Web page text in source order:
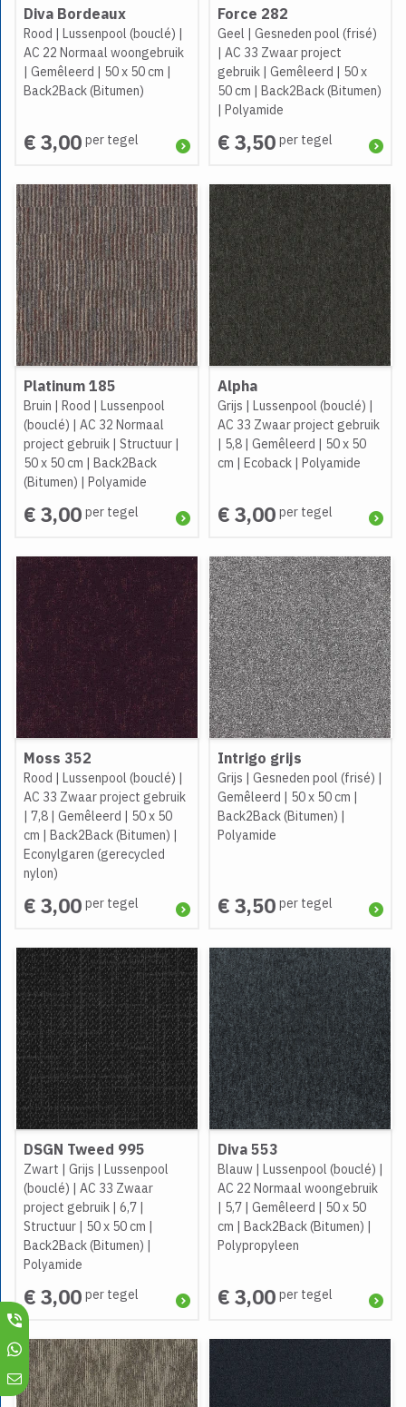
Diva Bordeaux
Rood | Lussenpool (bouclé) |
AC 22 Normaal woongebruik
| Gemêleerd | 50 x 50 cm |
Back2Back (Bitumen)
€ 3,00 per tegel
Force 282
Geel | Gesneden pool (frisé)
| AC 33 Zwaar project
gebruik| Gemêleerd | 50 x
50 cm | Back2Back (Bitumen)
| Polyamide
€ 3,50 per tegel
Platinum 185
Bruin | Rood | Lussenpool
(bouclé) | AC 32 Normaal
project gebruik | Structuur |
50 x 50 cm | Back2Back
(Bitumen) | Polyamide
€ 3,00 per tegel
Alpha
Grijs | Lussenpool (bouclé) |
AC 33 Zwaar project gebruik
| 5,8| Gemêleerd | 50 x 50
cm | Ecoback| Polyamide
€ 3,00 per tegel
Moss 352
Rood | Lussenpool (bouclé) |
AC 33 Zwaar project gebruik
| 7,8 | Gemêleerd | 50 x 50
cm | Back2Back (Bitumen) |
Econylgaren (gerecycled
nylon)
€ 3,00 per tegel
Intrigo grijs
Grijs | Gesneden pool (frisé) |
Gemêleerd | 50 x 50 cm |
Back2Back (Bitumen) |
Polyamide
€ 3,50 per tegel
DSGN Tweed 995
Zwart | Grijs | Lussenpool
(bouclé) | AC 33 Zwaar
project gebruik | 6,7 |
Structuur | 50 x 50 cm |
Back2Back (Bitumen) |
Polyamide
€ 3,00 per tegel
Diva 553
Blauw| Lussenpool (bouclé) |
AC 22 Normaal woongebruik
| 5,7| Gemêleerd | 50 x 50
cm | Back2Back (Bitumen) |
Polypropyleen
€ 3,00 per tegel